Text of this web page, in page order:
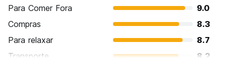
Para Comer Fora
9.0
Compras
8.3
Para relaxar
8.7
Transporte
8.2